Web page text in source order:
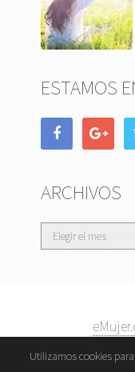
ESTAMOS
ARCHIVOS
Archivos
Contactar
||
Utilizamos cookies